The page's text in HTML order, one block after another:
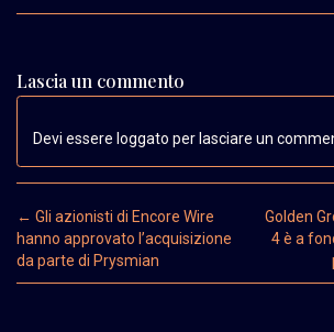
Lascia un commento
Devi essere loggato per lasciare un
Post navigation
← Gli azionisti di Encore Wire
hanno approvato l’acquisizione
da parte di Prysmian
Golden
4 è a